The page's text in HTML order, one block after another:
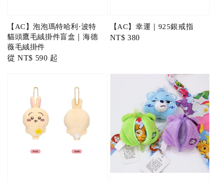
【AC】泡泡瑪特哈利·波特
貓頭鷹毛絨掛件盲盒｜海德
薇毛絨掛件
Regular
從NT$ 590 起
【AC】幸運｜925銀戒指
Regular
NT$ 380